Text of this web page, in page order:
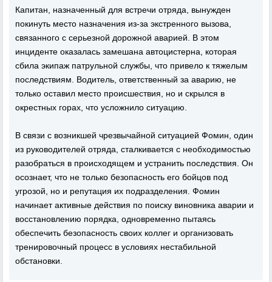
Капитан, назначенный для встречи отряда, вынужден
покинуть место назначения из-за экстренного вызова,
связанного с серьезной дорожной аварией. В этом
инциденте оказалась замешана автоцистерна, которая
сбила экипаж патрульной службы, что привело к тяжелым
последствиям. Водитель, ответственный за аварию, не
только оставил место происшествия, но и скрылся в
окрестных горах, что усложнило ситуацию.
В связи с возникшей чрезвычайной ситуацией Фомин, один
из руководителей отряда, сталкивается с необходимостью
разобраться в происходящем и устранить последствия. Он
осознает, что не только безопасность его бойцов под
угрозой, но и репутация их подразделения. Фомин
начинает активные действия по поиску виновника аварии и
восстановлению порядка, одновременно пытаясь
обеспечить безопасность своих коллег и организовать
тренировочный процесс в условиях нестабильной
обстановки.